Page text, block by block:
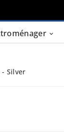
- Silver